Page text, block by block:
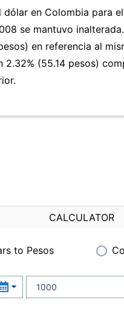
en Colombia para
se mantuvo
en referencia al
2.32% (55.14 pesos)
CALCULATOR
to Pesos